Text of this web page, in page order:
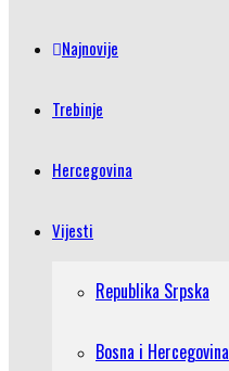
Najnovije
Trebinje
Hercegovina
Vijesti
Republika Srpska
Bosna i Hercegovina